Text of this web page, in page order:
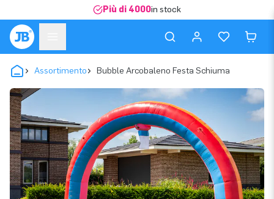
Più di 4000in stock
Assortimento Bubble Arcobaleno Festa Schiuma